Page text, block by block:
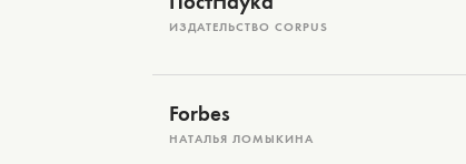
ИЗДАТЕЛЬСТВО CORPUS
Forbes
НАТАЛЬЯ ЛОМЫКИНА